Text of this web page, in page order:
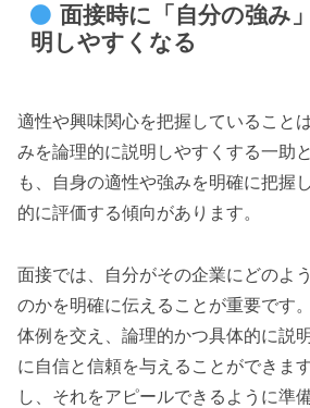
面接時に「自分の強み
明しやすくなる
適性や興味関心を把握していること
みを論理的に説明しやすくする一助
も、自身の適性や強みを明確に把握
的に評価する傾向があります。
面接では、自分がその企業にどのよ
のかを明確に伝えることが重要です
体例を交え、論理的かつ具体的に説
に自信と信頼を与えることができま
し、それをアピールできるように準